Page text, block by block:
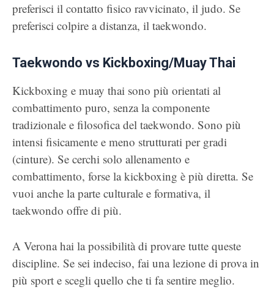
preferisci il contatto fisico ravvicinato, il judo. Se
preferisci colpire a distanza, il taekwondo.
Taekwondo vs Kickboxing/Muay Thai
Kickboxing e muay thai sono più orientati al
combattimento puro, senza la componente
tradizionale e filosofica del taekwondo. Sono più
intensi fisicamente e meno strutturati per gradi
(cinture). Se cerchi solo allenamento e
combattimento, forse la kickboxing è più diretta. Se
vuoi anche la parte culturale e formativa, il
taekwondo offre di più.
A Verona hai la possibilità di provare tutte queste
discipline. Se sei indeciso, fai una lezione di prova in
più sport e scegli quello che ti fa sentire meglio.